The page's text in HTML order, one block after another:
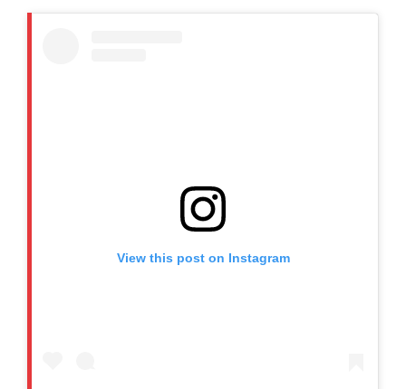
View this post on Instagram